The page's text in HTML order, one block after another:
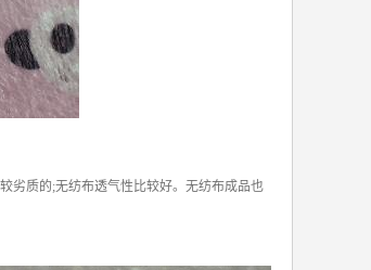
劣质的;无纺布透气性比较好。无纺布成品也